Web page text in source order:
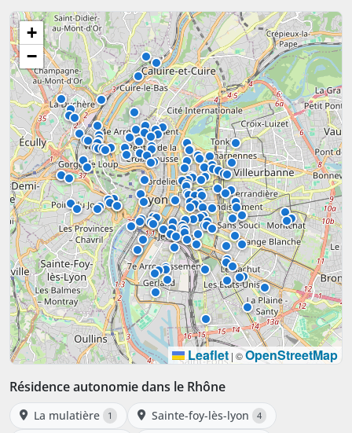
+
−
Leaflet | ©OpenStreetMap
Résidence autonomie dans le Rhône
La mulatière 1 Sainte-foy-lès-lyon 4